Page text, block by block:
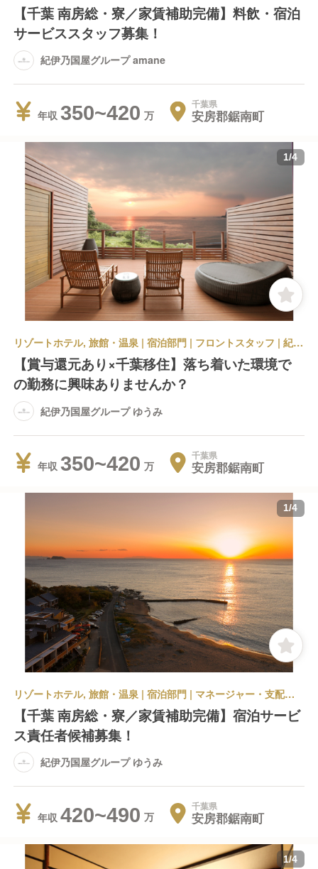
【千葉 南房総・寮／家賃補助完備】料飲・宿泊
サービススタッフ募集！
紀伊乃国屋グループ amane
年収 350~420 千葉県
安房郡鋸南町
1/4
リゾートホテル, 旅館・温泉 | 宿泊部門 | フロントスタッフ | 紀伊乃国屋グループ ゆうみ
【賞与還元あり×千葉移住】落ち着いた環境で
の勤務に興味ありませんか？
紀伊乃国屋グループ ゆうみ
年収 350~420 千葉県
安房郡鋸南町
1/4
リゾートホテル, 旅館・温泉 | 宿泊部門 | マネージャー・支配人・副支配人・女将 | 紀伊乃国屋グループ ゆうみ
【千葉 南房総・寮／家賃補助完備】宿泊サービ
ス責任者候補募集！
紀伊乃国屋グループ ゆうみ
年収 420~490 千葉県
安房郡鋸南町
1/4